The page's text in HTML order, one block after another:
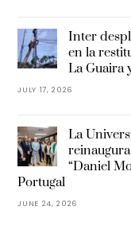
Inter
en la
La Guaira
JULY 17, 2026
La
“Daniel
Portugal
JUNE 24, 2026